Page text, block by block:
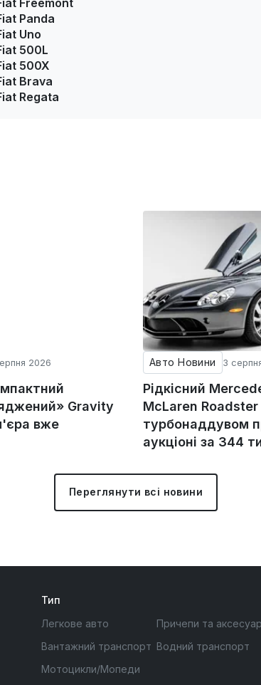
Freemont
Panda
Uno
500L
500X
Brava
Regata
2026
Gravity
вже
Авто Новини 3
Рідкісний
McLaren Roadster
турбонаддувом
аукціоні за 344
Переглянути всі новини
Тип
Легкове авто
Вантажний транспорт
Мотоцикли/Мопеди
Причепи та
Водний транспорт